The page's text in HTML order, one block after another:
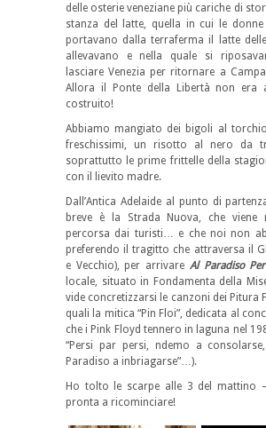
delle osterie veneziane più cariche di
stanza del latte, quella in cui le
portavano dalla terraferma il latte
allevavano e nella quale si
lasciare Venezia per ritornare a
Allora il Ponte della Libertà non era
costruito!
Abbiamo mangiato dei bigoli al
freschissimi, un risotto al nero da
soprattutto le prime frittelle della
con il lievito madre.
Dall’Antica Adelaide al punto di
breve è la Strada Nuova, che viene
percorsa dai turisti… e che noi non
preferendo il tragitto che attraversa il
e Vecchio), per arrivare Al Paradiso
locale, situato in Fondamenta della
vide concretizzarsi le canzoni dei Pitura
quali la mitica “Pin Floi”, dedicata al
che i Pink Floyd tennero in laguna nel
“Persi par persi, ndemo a
Paradiso a inbriagarse”…).
Ho tolto le scarpe alle 3 del mattino
pronta a ricominciare!